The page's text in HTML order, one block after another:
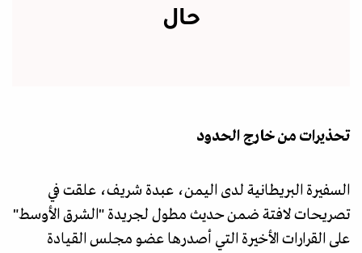
حال
تحذيرات من خارج الحدود
السفيرة البريطانية لدى اليمن، عبدة شريف، علقت في
تصريحات لافتة ضمن حديث مطول لجريدة "الشرق الأوسط"
على القرارات الأخيرة التي أصدرها عضو مجلس القيادة